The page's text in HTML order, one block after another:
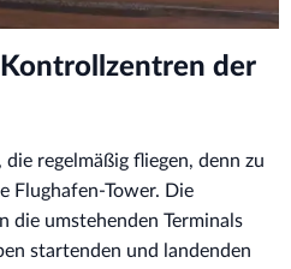
der
regelmäßig fliegen, denn zu
Flughafen-Tower. Die
die umstehenden Terminals
startenden und landenden